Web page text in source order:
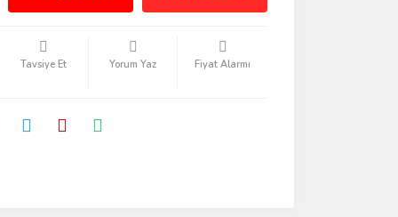
Tavsiye Et Yorum Yaz Fiyat Alarmı